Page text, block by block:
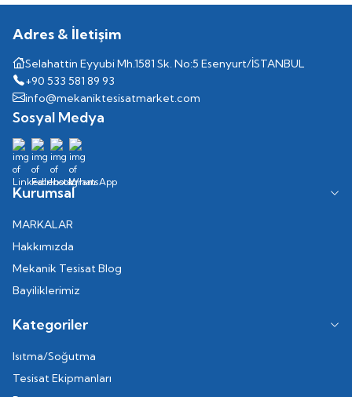
Adres & İletişim
Selahattin Eyyubi Mh.1581 Sk. No:5 Esenyurt/İSTANBUL
+90 533 581 89 93
info@mekaniktesisatmarket.com
Sosyal Medya
Kurumsal
MARKALAR
Hakkımızda
Mekanik Tesisat Blog
Bayiliklerimiz
Kategoriler
Isıtma/Soğutma
Tesisat Ekipmanları